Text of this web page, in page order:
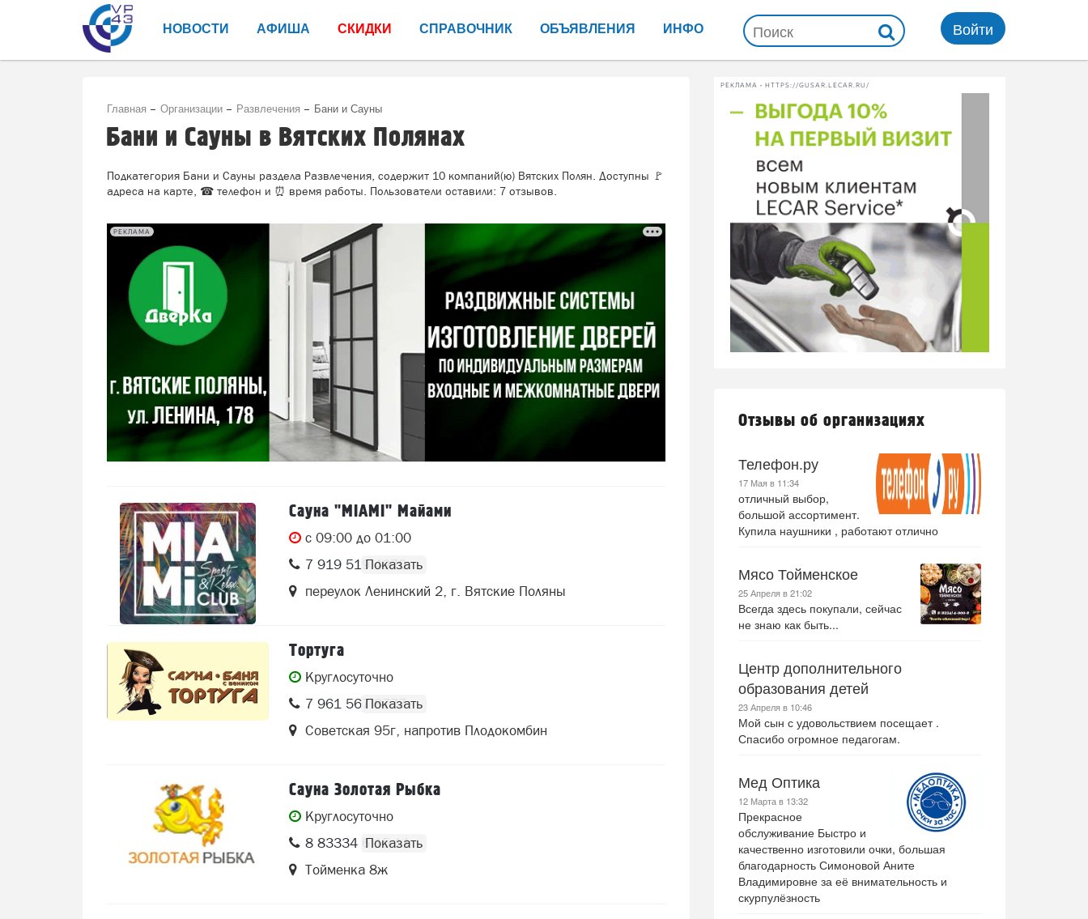
НОВОСТИ АФИША СКИДКИ СПРАВОЧНИК ОБЪЯВЛЕНИЯ ИНФО Войти
Главная Организации Развлечения Бани и Сауны
Бани и Сауны в Вятских Полянах
Подкатегория Бани и Сауны раздела Развлечения, содержит 10 компаний(ю) Вятских Полян. Доступны 🚩
адреса на карте, ☎ телефон и ⏰ время работы. Пользователи оставили: 7 отзывов.
РЕКЛАМА
Сауна "MIAMI" Майами
c 09:00 до 01:00
7 919 519 4970
переулок Ленинский 2, г. Вятские Поляны
Тортуга
Круглосуточно
7 961 567 8777
Советская 95г, напротив Плодокомбин
Сауна Золотая Рыбка
Круглосуточно
8 83334 6 15 11
Тойменка 8ж
РЕКЛАМА • HTTPS://GUSAR.LECAR.RU/
Отзывы об организациях
Телефон.ру
17 Мая в 11:34
отличный выбор,
большой ассортимент.
Купила наушники , работают отлично
Мясо Тойменское
25 Апреля в 21:02
Всегда здесь покупали, сейчас
не знаю как быть...
Центр дополнительного
образования детей
23 Апреля в 10:46
Мой сын с удовольствием посещает .
Спасибо огромное педагогам.
Мед Оптика
12 Марта в 13:32
Прекрасное
обслуживание Быстро и
качественно изготовили очки, большая
благодарность Симоновой Аните
Владимировне за её внимательность и
скурпулёзность